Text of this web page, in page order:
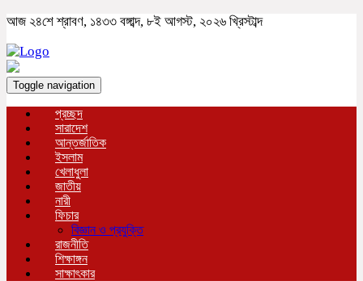
আজ ২৪শে শ্রাবণ, ১৪৩৩ বঙ্গাব্দ, ৮ই আগস্ট, ২০২৬ খ্রিস্টাব্দ
Toggle navigation
প্রচ্ছদ
সারাদেশ
আন্তর্জাতিক
ইসলাম
খেলাধুলা
জাতীয়
নারী
ফিচার
বিজ্ঞান ও প্রযুক্তি
রাজনীতি
শিক্ষাঙ্গন
সাক্ষাৎকার